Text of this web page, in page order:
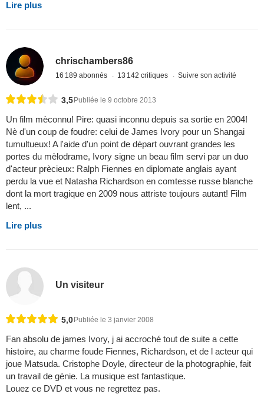
Lire plus
chrischambers86
16 189 abonnés 13 142 critiques Suivre son activité
3,5Publiée le 9 octobre 2013
Un film mèconnu! Pire: quasi inconnu depuis sa sortie en 2004!
Nè d'un coup de foudre: celui de James Ivory pour un Shangai
tumultueux! A l'aide d'un point de dèpart ouvrant grandes les
portes du mèlodrame, Ivory signe un beau film servi par un duo
d'acteur prècieux: Ralph Fiennes en diplomate anglais ayant
perdu la vue et Natasha Richardson en comtesse russe blanche
dont la mort tragique en 2009 nous attriste toujours autant! Film
lent, ...
Lire plus
Un visiteur
5,0 Publiée le 3 janvier 2008
Fan absolu de james Ivory, j ai accroché tout de suite a cette
histoire, au charme foude Fiennes, Richardson, et de l acteur qui
joue Matsuda. Cristophe Doyle, directeur de la photographie, fait
un travail de génie. La musique est fantastique.
Louez ce DVD et vous ne regrettez pas.